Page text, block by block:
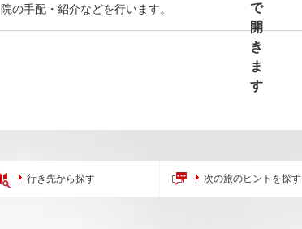
院の手配・紹介などを行います。
行き先から探す 次の旅のヒントを探す